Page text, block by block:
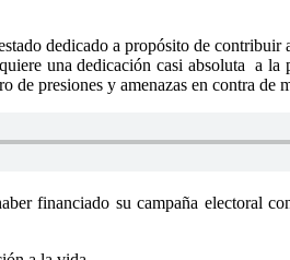
dedicado a propósito de
una dedicación casi absoluta a
presiones y amenazas en contra de
financiado su campaña electoral